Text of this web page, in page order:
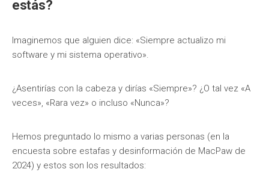
estás?
Imaginemos que alguien dice: «Siempre actualizo mi
software y mi sistema operativo».
¿Asentirías con la cabeza y dirías «Siempre»? ¿O tal vez «A
veces», «Rara vez» o incluso «Nunca»?
Hemos preguntado lo mismo a varias personas (en la
encuesta sobre estafas y desinformación de MacPaw de
2024) y estos son los resultados: